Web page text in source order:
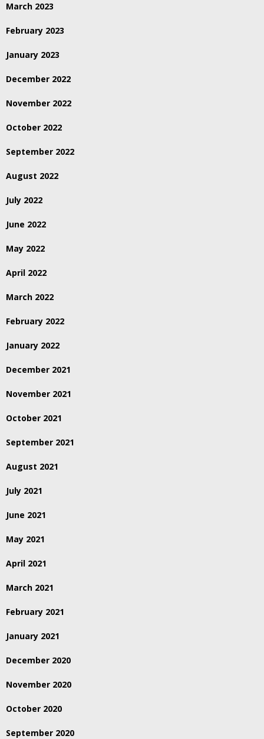
March 2023
February 2023
January 2023
December 2022
November 2022
October 2022
September 2022
August 2022
July 2022
June 2022
May 2022
April 2022
March 2022
February 2022
January 2022
December 2021
November 2021
October 2021
September 2021
August 2021
July 2021
June 2021
May 2021
April 2021
March 2021
February 2021
January 2021
December 2020
November 2020
October 2020
September 2020